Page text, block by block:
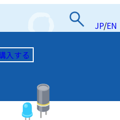
JP/EN
入する